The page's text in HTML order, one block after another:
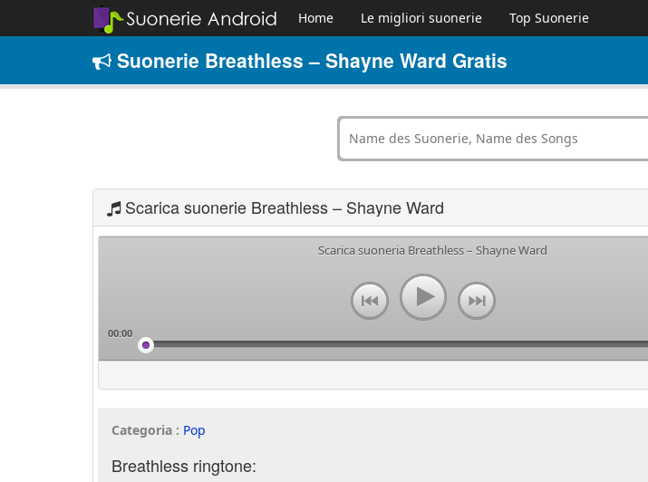
Home Le migliori suonerie Top Suonerie
Suonerie Breathless – Shayne Ward Gratis
Scarica suonerie Breathless – Shayne Ward
Scarica suoneria Breathless – Shayne Ward
00:00
Categoria : Pop
Breathless ringtone: